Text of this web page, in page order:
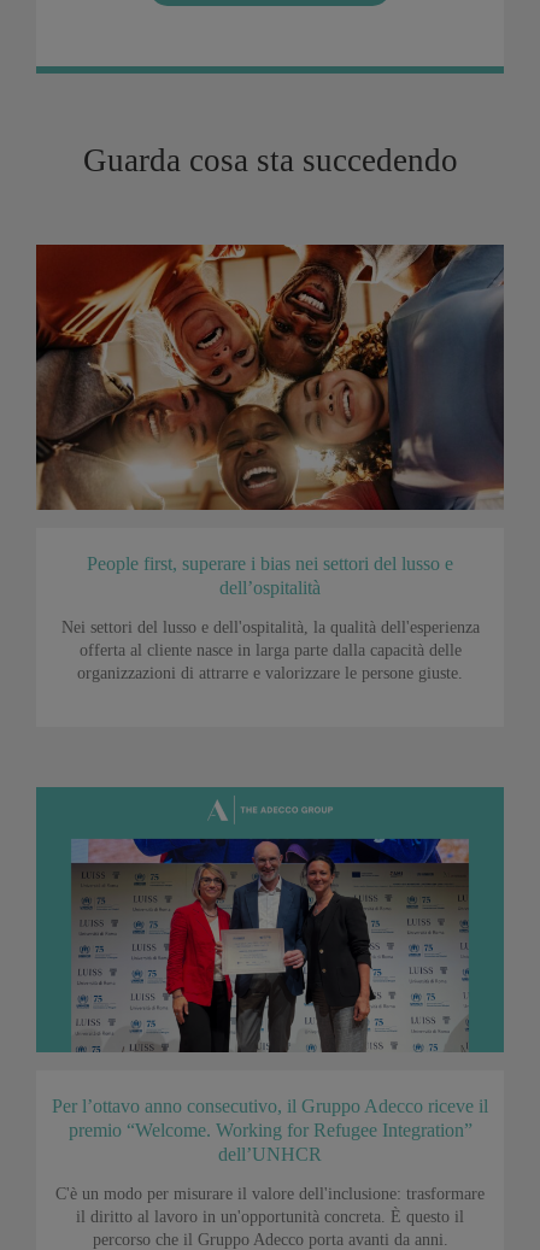
Guarda cosa sta succedendo
People first, superare i bias nei settori del lusso e
dell’ospitalità
Nei settori del lusso e dell'ospitalità, la qualità dell'esperienza
offerta al cliente nasce in larga parte dalla capacità delle
organizzazioni di attrarre e valorizzare le persone giuste.
Per l’ottavo anno consecutivo, il Gruppo Adecco riceve il
premio “Welcome. Working for Refugee Integration”
dell’UNHCR
C'è un modo per misurare il valore dell'inclusione: trasformare
il diritto al lavoro in un'opportunità concreta. È questo il
percorso che il Gruppo Adecco porta avanti da anni.